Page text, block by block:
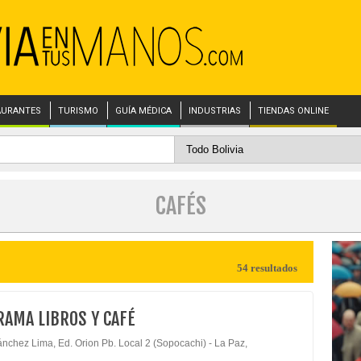
TURISMO GUÍA MÉDICA INDUSTRIAS TIENDAS ONLINE
CAFÉS
54 resultados
LIBROS Y CAFÉ
Lima, Ed. Orion Pb. Local 2 (Sopocachi) - La Paz,